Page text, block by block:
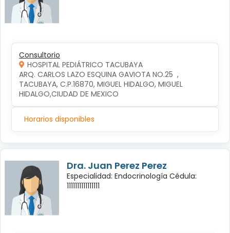
Consultorio
HOSPITAL PEDIÁTRICO TACUBAYA
ARQ. CARLOS LAZO ESQUINA GAVIOTA NO.25  ,
TACUBAYA, C.P.16870, MIGUEL HIDALGO, MIGUEL
HIDALGO,CIUDAD DE MEXICO
Horarios disponibles
Dra. Juan Perez Perez
Especialidad: Endocrinología Cédula:
1111111111111111